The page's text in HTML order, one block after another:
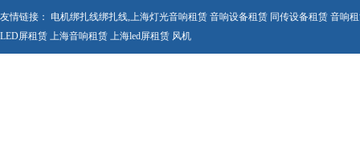
友情链接： 电机绑扎线绑扎线,上海灯光音响租赁 音响设备租赁 同传设备租赁 音响
LED屏租赁 上海音响租赁 上海led屏租赁 风机